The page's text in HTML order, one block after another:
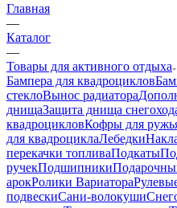
Главная
—
Каталог
—
Товары для активного отдыха
Бампера для квадроциклов
стеклоВынос радиатора
днищаЗащита днища
квадроцикловКофры для
для квадроциклаЛебедки
перекачки топливаПодкаты
ручекПодшипники
арокРолики Вариатора
подвескиСани-волокуши